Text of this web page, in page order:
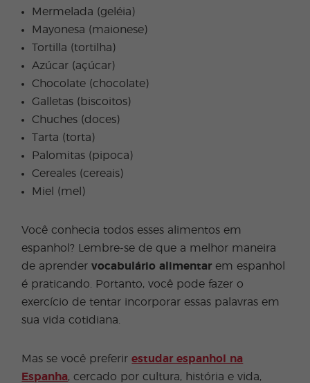
Mermelada (geléia)
Mayonesa (maionese)
Tortilla (tortilha)
Azúcar (açúcar)
Chocolate (chocolate)
Galletas (biscoitos)
Chuches (doces)
Tarta (torta)
Palomitas (pipoca)
Cereales (cereais)
Miel (mel)
Você conhecia todos esses alimentos em
espanhol? Lembre-se de que a melhor maneira
de aprendervocabulário alimentarem espanhol
é praticando. Portanto, você pode fazer o
exercício de tentar incorporar essas palavras em
sua vida cotidiana.
Mas se você preferirestudar espanhol na
Espanha, cercado por cultura, história e vida,